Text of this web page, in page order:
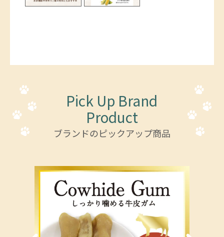
Pick Up Brand
Product
ブランドのピックアップ商品